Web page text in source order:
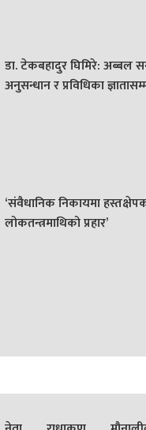
डा. टेकबहादुर घिमिरे: अब्बल
अनुसन्धान र प्रविधिका
‘संवैधानिक निकायमा
लोकतन्त्रमाथिको प्रहार’